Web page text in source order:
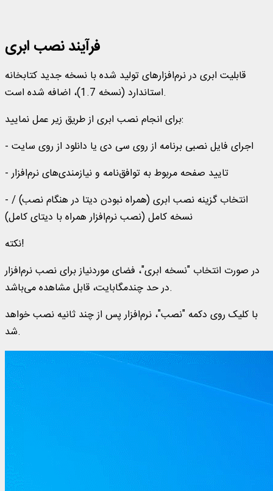
فرآیند نصب ابری
قابلیت ابری در نرم‌افزارهای تولید شده با نسخه جدید کتابخانه
استاندارد (نسخه 1.7)، اضافه شده است.
برای انجام نصب ابری از طریق زیر عمل نمایید:
- اجرای فایل نصبی برنامه از روی سی دی یا دانلود از روی سایت
- تایید صفحه مربوط به توافق‌نامه و نیازمندی‌های نرم‌افزار
- انتخاب گزینه نصب ابری (همراه نبودن دیتا در هنگام نصب) /
نسخه کامل (نصب نرم‌افزار همراه با دیتای کامل)
نکته!
در صورت انتخاب "نسخه ابری"، فضای موردنیاز برای نصب نرم‌افزار
در حد چندمگابایت، قابل مشاهده می‌باشد.
با کلیک روی دکمه "نصب"، نرم‌افزار پس از چند ثانیه نصب خواهد
شد.